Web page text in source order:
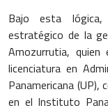
Bajo esta
estratégico de la
Amozurrutia, quien
licenciatura en
Panamericana
en el Instituto